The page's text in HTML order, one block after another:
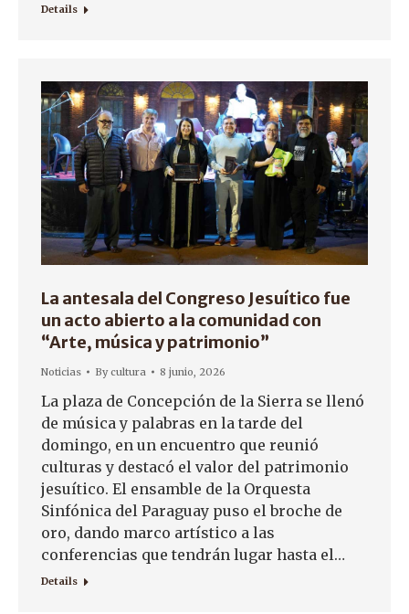
Details
La antesala del Congreso Jesuítico fue
un acto abierto a la comunidad con
“Arte, música y patrimonio”
Noticias Bycultura 8 junio, 2026
La plaza de Concepción de la Sierra se llenó
de música y palabras en la tarde del
domingo, en un encuentro que reunió
culturas y destacó el valor del patrimonio
jesuítico. El ensamble de la Orquesta
Sinfónica del Paraguay puso el broche de
oro, dando marco artístico a las
conferencias que tendrán lugar hasta el…
Details